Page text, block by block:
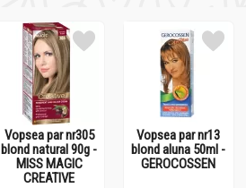
Vopsea par nr305
blond natural 90g -
MISS MAGIC
CREATIVE
Vopsea par nr13
blond aluna 50ml -
GEROCOSSEN